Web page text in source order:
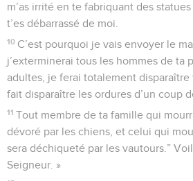
m’as irrité en te fabriquant des
t’es débarrassé de moi.
10 C’est pourquoi je vais envoyer le
j’exterminerai tous les hommes de ta
adultes, je ferai totalement
fait disparaître les ordures d’un coup
11 Tout membre de ta famille qui
dévoré par les chiens, et celui qui
sera déchiqueté par les vautours.”
Seigneur. »